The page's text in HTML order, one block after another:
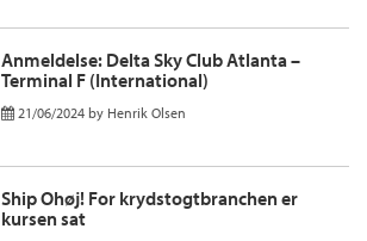
Anmeldelse: Delta Sky Club Atlanta –
Terminal F (International)
21/06/2024 by Henrik Olsen
Ship Ohøj! For krydstogtbranchen er
kursen sat